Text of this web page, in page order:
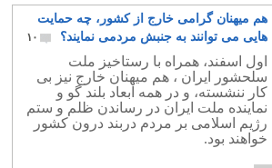
هم میهنان گرامی خارج از کشور، چه حمایت
هایی می توانند به جنبش مردمی نمایند؟
۱۰
اول اسفند، همراه با رستاخیز ملت
سلحشور ایران ، هم میهنان خارج نیز بی
کار ننشسته، و در همه ابعاد بلند گو و
نماینده ملت ایران در رساندن ظلم و ستم
رژیم اسلامی بر مردم دربند درون کشور
خواهند بود.